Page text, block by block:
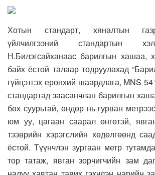
Хотын стандарт, хяналтын
үйлчилгээний стандартын
Н.Билэгсайханаас барилгын хашаа,
байх ёстой талаар тодруулахад
гүйцэтгэх ерөнхий шаардлага, MNS
стандартад заасанчлан барилгын
бөх суурьтай, өндөр нь гурван
юм уу, цагаан саарал өнгөтэй,
тээврийн хэрэгслийн хөдөлгөөнд
ёстой. Түүнчлэн зургаан метр
тор татаж, явган зорчигчийн зам